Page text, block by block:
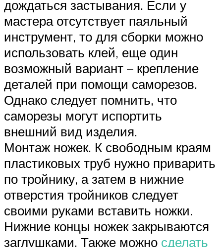
дождаться застывания. Если у
мастера отсутствует паяльный
инструмент, то для сборки можно
использовать клей, еще один
возможный вариант – крепление
деталей при помощи саморезов.
Однако следует помнить, что
саморезы могут испортить
внешний вид изделия.
Монтаж ножек. К свободным краям
пластиковых труб нужно приварить
по тройнику, а затем в нижние
отверстия тройников следует
своими руками вставить ножки.
Нижние концы ножек закрываются
заглушками. Также можно сделать